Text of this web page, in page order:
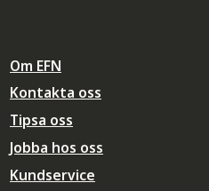
Om EFN
Kontakta oss
Tipsa oss
Jobba hos oss
Kundservice